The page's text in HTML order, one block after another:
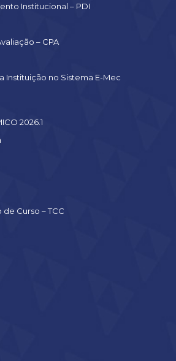
Institucional – PDI
– CPA
Instituição no Sistema E-Mec
2026.1
Curso – TCC